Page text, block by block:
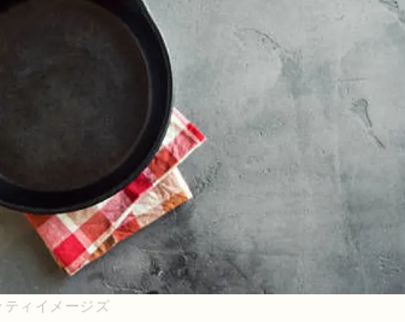
ィイメージズ